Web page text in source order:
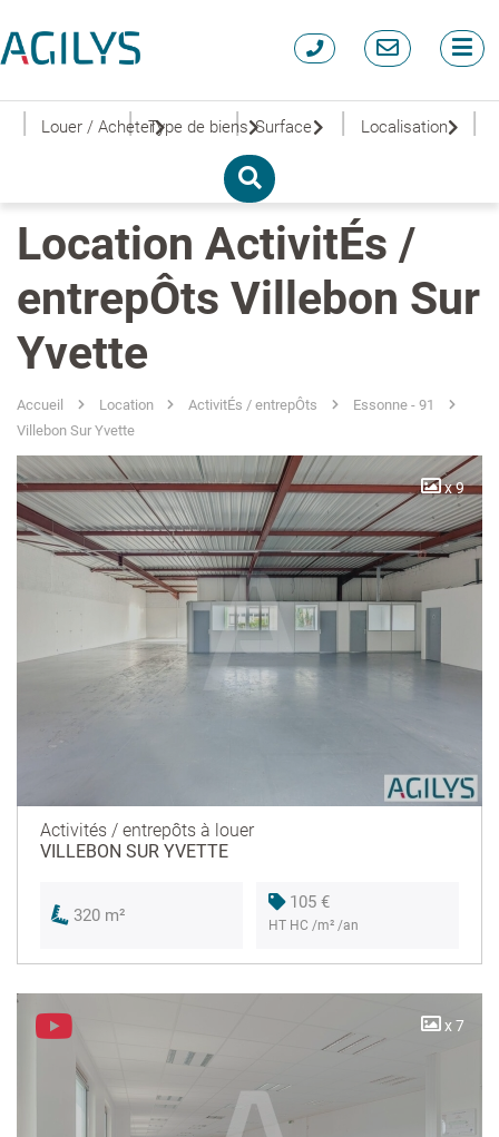
| Louer / Acheter
| Type de biens
| Surface | Localisation |
Location ActivitÉs /
entrepÔts Villebon Sur
Yvette
Accueil Location ActivitÉs / entrepÔts
Essonne - 91
Villebon Sur Yvette
x 9
Activités / entrepôts à louer
VILLEBON SUR YVETTE
320 m²
105 €
HT HC /m² /an
x 7